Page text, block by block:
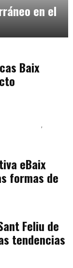
en el
Baix
eBaix
formas de
Feliu de
tendencias